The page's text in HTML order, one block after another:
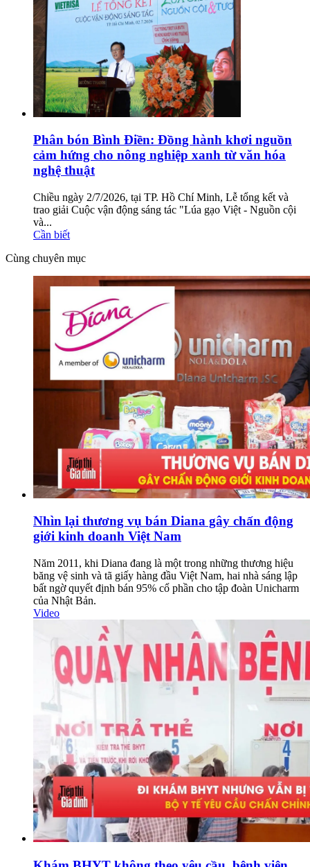
Phân bón Bình Điền: Đồng hành khơi nguồn
cảm hứng cho nông nghiệp xanh từ văn hóa
nghệ thuật
Chiều ngày 2/7/2026, tại TP. Hồ Chí Minh, Lễ tổng kết và
trao giải Cuộc vận động sáng tác "Lúa gạo Việt - Nguồn cội
và...
Cần biết
Cùng chuyên mục
Nhìn lại thương vụ bán Diana gây chấn động
giới kinh doanh Việt Nam
Năm 2011, khi Diana đang là một trong những thương hiệu
băng vệ sinh và tã giấy hàng đầu Việt Nam, hai nhà sáng lập
bất ngờ quyết định bán 95% cổ phần cho tập đoàn Unicharm
của Nhật Bản.
Video